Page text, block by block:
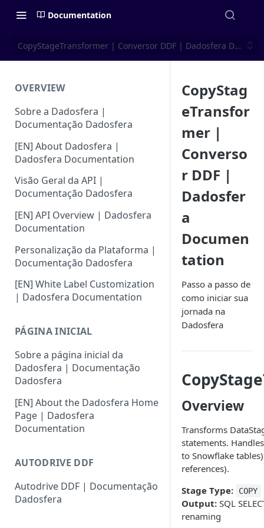
Documentation
CopyStageTransformer | Conversor DDF | Dadosfera
OVERVIEW
Sobre a Dadosfera |
Documentação Dadosfera
[EN] About Dadosfera |
Dadosfera Documentation
Visão Geral da API |
Documentação Dadosfera
[EN] API Overview | Dadosfera
Documentation
Personalização da Plataforma |
Documentação Dadosfera
[EN] White Label Customization
| Dadosfera Documentation
PÁGINA INICIAL
Sobre a página inicial da
Dadosfera | Documentação
Dadosfera
[EN] About the Dadosfera Home
Page | Dadosfera
Documentation
AUTODRIVE DDF
Autodrive DDF | Documentação
Dadosfera
CopyStag
eTransfor
mer |
Converso
r DDF |
Dadosfer
a
Documen
tation
Passo a passo de
como iniciar sua
jornada na
Dadosfera
Overview
Transforms
statements.
to Snowflake
references).
Stage Type:
COPY
Output: SQL
renaming